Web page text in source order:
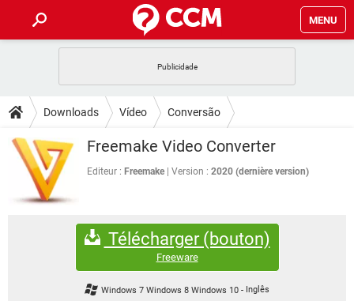
MENU
CELULAR FACEBOOK
OUTLOOK EXCEL
INSTAGRAM GMAIL
GUIA DE COMPRAS
DICAS
JOGOS WHATSAPP
CELULAR
OUTLOOK
GUIA DE COMPRAS
DOWNLOADS
JOGOS WHATSAPP
CELULAR
EXCEL
GMAIL
FÓRUM
FACEBOOK
EXCEL
GMAIL
WHATSAPP
Downloads Vídeo Conversão
Freemake Video Converter
Editeur : Freemake Version : 2020 (dernière version)
Télécharger (bouton)
Freeware
Windows 7 Windows 8 Windows 10 - Inglês